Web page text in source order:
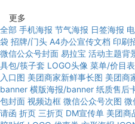
更多
全部 手机海报 节气海报 日签海报
袋 招牌/门头 A4办公宣传文档 印刷
微信公众号封面 易拉宝 活动主题背
具包/筷子套 LOGO头像 菜单/价目表
入口图 美团商家新鲜事长图 美团商
banner 横版海报/banner 纸质售后
包封面 视频边框 微信公众号次图 微
请函 折页 三折页 DM宣传单 美团商